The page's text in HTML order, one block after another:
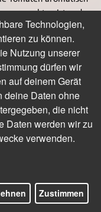
zu achten ist und
Einblick in
ihre besten
© NWZ-Fenia-Hirsch
Technologien,
zu können.
Nutzung unserer
dürfen wir
auf deinem Gerät
deine Daten ohne
die nicht
Daten werden wir zu
verwenden.
Zustimmen